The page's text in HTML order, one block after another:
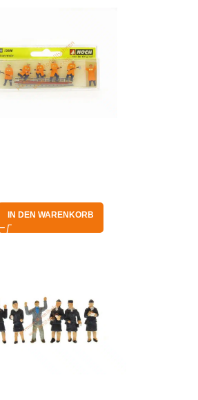
IN DEN WARENKORB